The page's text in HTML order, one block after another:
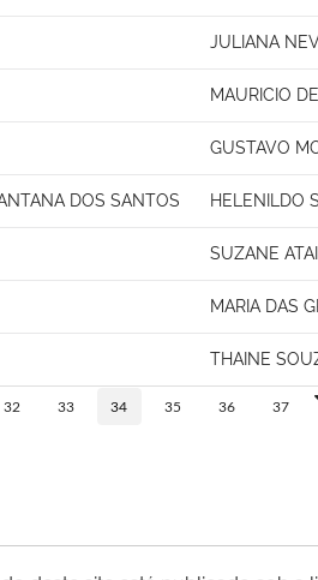
JULIANA
MAURICIO
GUSTAVO
DOS SANTOS HELENILDO
SUZANE
MARIA DAS
THAINE
32 33 34 35 36 37